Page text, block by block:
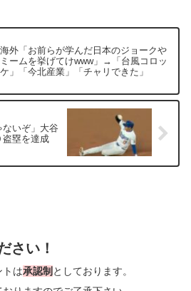
海外「お前らが学んだ日本のジョークや
ミームを挙げてけwww」→「台風コロッ
ケ」「今北産業」「チャリできた」
ないぞ」大谷
盗塁を達成
さい！
は承認制 としております。